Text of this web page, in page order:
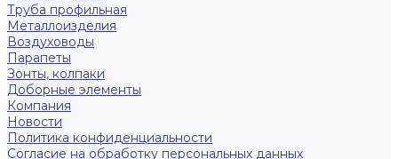
Труба профильная
Металлоизделия
Воздуховоды
Парапеты
Зонты, колпаки
Доборные элементы
Компания
Новости
Политика конфиденциальности
Согласие на обработку персональных данных